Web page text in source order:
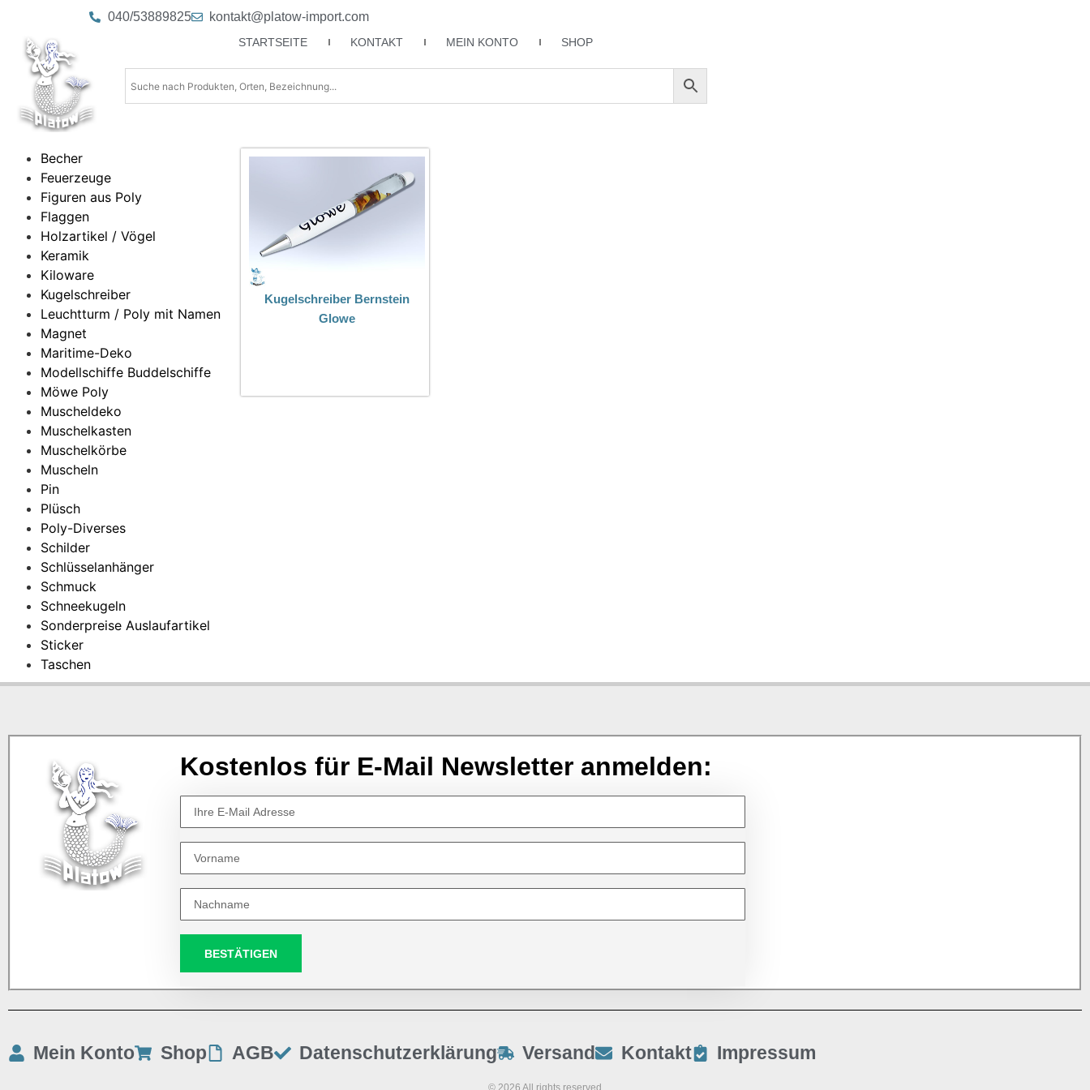
040/53889825 kontakt@platow-import.com
STARTSEITE KONTAKT MEIN KONTO SHOP
Becher
Feuerzeuge
Figuren aus Poly
Flaggen
Holzartikel / Vögel
Keramik
Kiloware
Kugelschreiber
Leuchtturm / Poly mit Namen
Magnet
Maritime-Deko
Modellschiffe Buddelschiffe
Möwe Poly
Muscheldeko
Muschelkasten
Muschelkörbe
Muscheln
Pin
Plüsch
Poly-Diverses
Schilder
Schlüsselanhänger
Schmuck
Schneekugeln
Sonderpreise Auslaufartikel
Sticker
Taschen
Kugelschreiber Bernstein
Glowe
Kostenlos für E-Mail Newsletter anmelden:
BESTÄTIGEN
Mein Konto Shop AGB Datenschutzerklärung Versand Kontakt Impressum